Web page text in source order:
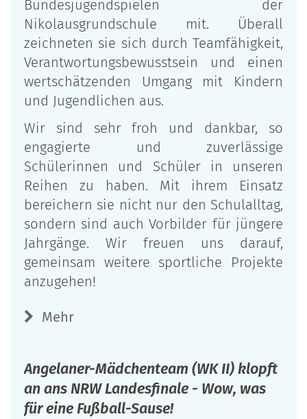
Bundesjugendspielen der
Nikolausgrundschule mit. Überall
zeichneten sie sich durch Teamfähigkeit,
Verantwortungsbewusstsein und einen
wertschätzenden Umgang mit Kindern
und Jugendlichen aus.
Wir sind sehr froh und dankbar, so
engagierte und zuverlässige
Schülerinnen und Schüler in unseren
Reihen zu haben. Mit ihrem Einsatz
bereichern sie nicht nur den Schulalltag,
sondern sind auch Vorbilder für jüngere
Jahrgänge. Wir freuen uns darauf,
gemeinsam weitere sportliche Projekte
anzugehen!
Mehr
Angelaner-Mädchenteam (WK II) klopft
an ans NRW Landesfinale - Wow, was
für eine Fußball-Sause!